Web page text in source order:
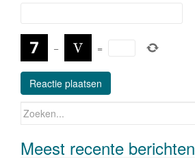
− =
Zoeken naar:
Meest recente berichten